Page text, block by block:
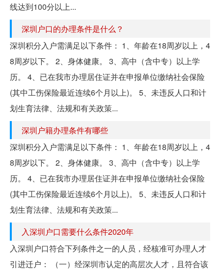
线达到100分以上...
深圳户口的办理条件是什么？
深圳积分入户需满足以下条件： 1、年龄在18周岁以上，4
8周岁以下。 2、身体健康。 3、高中（含中专）以上学
历。 4、已在我市办理居住证并在申报单位缴纳社会保险
(其中工伤保险最近连续6个月以上)。 5、未违反人口和计
划生育法律、法规和有关政策...
深圳户籍办理条件有哪些
深圳积分入户需满足以下条件： 1、年龄在18周岁以上，4
8周岁以下。 2、身体健康。 3、高中（含中专）以上学
历。 4、已在我市办理居住证并在申报单位缴纳社会保险
(其中工伤保险最近连续6个月以上)。 5、未违反人口和计
划生育法律、法规和有关政策...
入深圳户口需要什么条件2020年
入深圳户口符合下列条件之一的人员，经核准可办理人才
引进迁户： （一）经深圳市认定的高层次人才，且符合该